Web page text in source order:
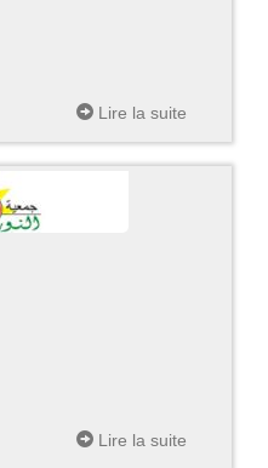
Lire la suite
Lire la suite